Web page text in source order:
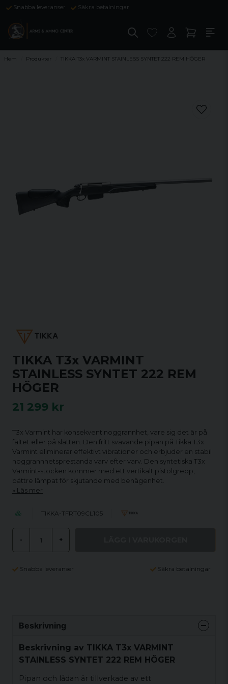
Snabba leveranser Säkra betalningar
Hem Produkter TIKKA T3x VARMINT STAINLESS SYNTET 222 REM HÖGER
TIKKA T3x VARMINT
STAINLESS SYNTET 222 REM
HÖGER
21 299 kr
T3x Varmint har konsekvent noggrannhet, vare sig det är på
fältet eller på slätten. Den fritt svävande pipan på Tikka T3x
Varmint eliminerar effektivt vibrationer och erbjuder en stabil
noggrannhetsprestanda varv efter varv. Den syntetiska T3x
Varmint-stocken kommer med ett vertikalt pistolgrepp,
bättre lämpat för skjutande med benägenhet.
Läs mer
TIKKA-TFRT09CL105
- +
Snabba leveranser Säkra betalningar
Beskrivning
Beskrivning av TIKKA T3x VARMINT
STAINLESS SYNTET 222 REM HÖGER
Pipan och lådan är tillverkade av ett